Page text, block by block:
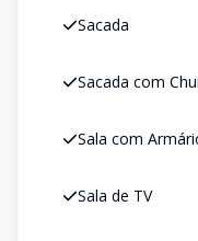
Sacada
Sacada com
Sala com
Sala de TV